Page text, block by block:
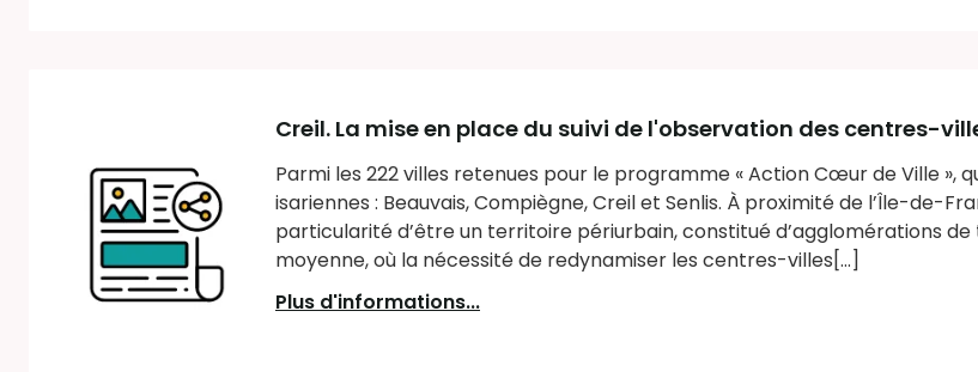
Creil. La mise en place du suivi de l'observation des centres-
Parmi les 222 villes retenues pour le programme « Action Cœur de Ville »,
isariennes : Beauvais, Compiègne, Creil et Senlis. À proximité de l’Île-de-
particularité d’être un territoire périurbain, constitué d’agglomérations
moyenne, où la nécessité de redynamiser les centres-villes[...]
Plus d'informations...